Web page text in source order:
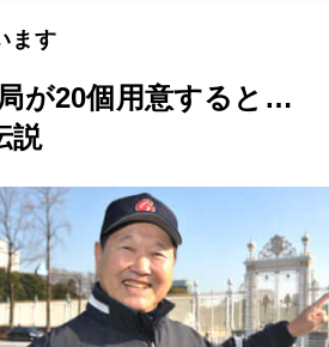
ます
が20個用意すると…
説